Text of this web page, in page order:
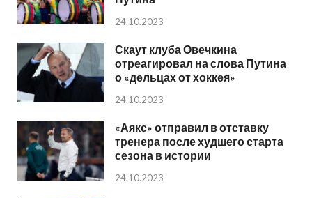
24.10.2023
Скаут клуба Овечкина
отреагировал на слова Путина
о «дельцах от хоккея»
24.10.2023
«Аякс» отправил в отставку
тренера после худшего старта
сезона в истории
24.10.2023